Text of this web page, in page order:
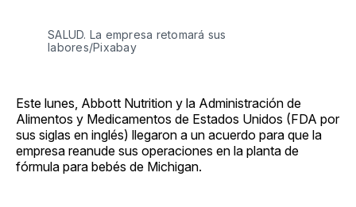
SALUD. La empresa retomará sus
labores/Pixabay
Este lunes, Abbott Nutrition y la Administración de
Alimentos y Medicamentos de Estados Unidos (FDA por
sus siglas en inglés) llegaron a un acuerdo para que la
empresa reanude sus operaciones en la planta de
fórmula para bebés de Michigan.